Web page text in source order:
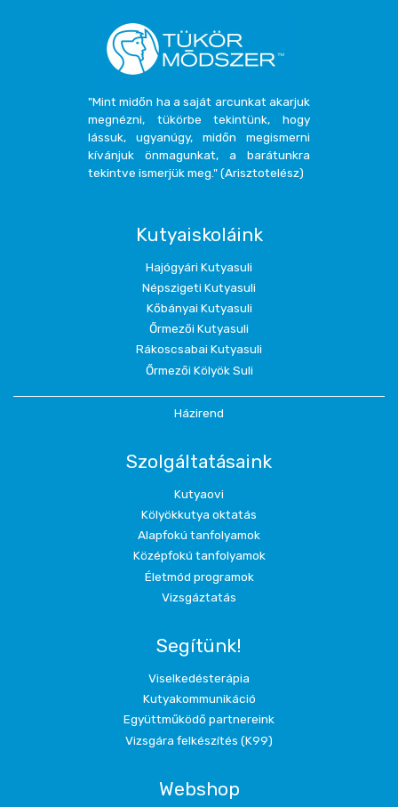
"Mint midőn ha a saját arcunkat akarjuk
megnézni, tükörbe tekintünk, hogy
lássuk, ugyanúgy, midőn megismerni
kívánjuk önmagunkat, a barátunkra
tekintve ismerjük meg." (Arisztotelész)
Kutyaiskoláink
Hajógyári Kutyasuli
Népszigeti Kutyasuli
Kőbányai Kutyasuli
Őrmezői Kutyasuli
Rákoscsabai Kutyasuli
Őrmezői Kölyök Suli
Házirend
Szolgáltatásaink
Kutyaovi
Kölyökkutya oktatás
Alapfokú tanfolyamok
Középfokú tanfolyamok
Életmód programok
Vizsgáztatás
Segítünk!
Viselkedésterápia
Kutyakommunikáció
Együttműködő partnereink
Vizsgára felkészítés (K99)
Webshop